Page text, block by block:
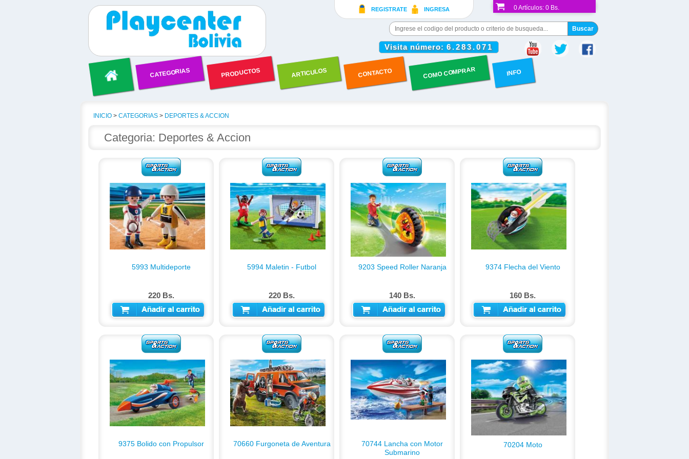
REGISTRATE INGRESA 0Artículos: 0 Bs.
CATEGORIAS PRODUCTOS ARTICULOS CONTACTO COMO COMPRAR INFO
Visita número: 6.283.071
INICIO > CATEGORIAS > DEPORTES & ACCION
Categoria: Deportes & Accion
5993 Multideporte
220 Bs.
AÑADIR AL CARRITO
5994 Maletin - Futbol
220 Bs.
AÑADIR AL CARRITO
9203 Speed Roller Naranja
140 Bs.
AÑADIR AL CARRITO
9374 Flecha del Viento
160 Bs.
AÑADIR AL CARRITO
9375 Bolido con Propulsor 70660 Furgoneta de Aventura
70744 Lancha con Motor
Submarino
70204 Moto